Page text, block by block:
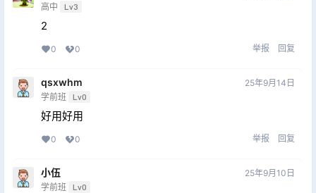
高中 Lv3
2
0 0 举报 回复
qsxwhm
学前班 Lv0
25年9月14日
好用好用
0 0 举报 回复
小伍
学前班 Lv0
25年9月10日